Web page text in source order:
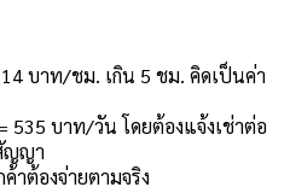
บาท/ชม. เกิน 5 ชม. คิดเป็นค่า
535 บาท/วัน โดยต้องแจ้งเช่าต่อ
ญญา
าต้องจ่ายตามจริง